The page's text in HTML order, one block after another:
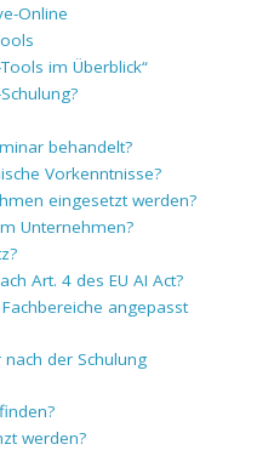
Online
im Überblick“
behandelt?
Vorkenntnisse?
eingesetzt werden?
Unternehmen?
Art. 4 des EU AI Act?
angepasst
der Schulung
werden?